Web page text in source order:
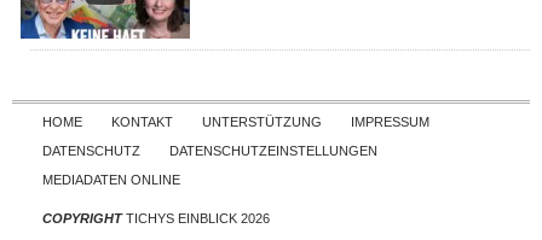
Skip to content
HOME KONTAKT UNTERSTÜTZUNG
IMPRESSUM
DATENSCHUTZ
DATENSCHUTZEINSTELLUNGEN
MEDIADATEN ONLINE
COPYRIGHTTICHYS EINBLICK 2026